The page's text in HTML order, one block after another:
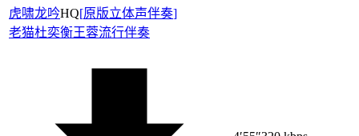
虎啸龙吟HQ[原版立体声伴奏]
老猫杜奕衡王蓉流行伴奏